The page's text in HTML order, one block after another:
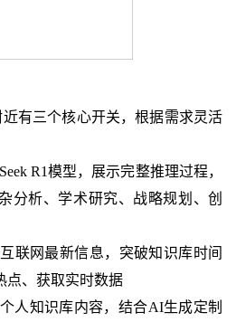
有三个核心开关，根据需求灵活
R1模型，展示完整推理过程，
分析、学术研究、战略规划、创
联网最新信息，突破知识库时间
点、获取实时数据
人知识库内容，结合AI生成定制